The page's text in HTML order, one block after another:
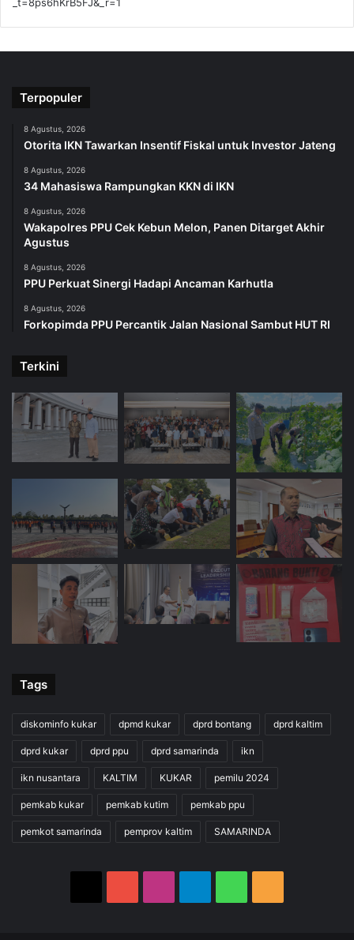
_t=8ps6hKrB5FJ&_r=1
Terpopuler
8 Agustus, 2026
Otorita IKN Tawarkan Insentif Fiskal untuk Investor Jateng
8 Agustus, 2026
34 Mahasiswa Rampungkan KKN di IKN
8 Agustus, 2026
Wakapolres PPU Cek Kebun Melon, Panen Ditarget Akhir
Agustus
8 Agustus, 2026
PPU Perkuat Sinergi Hadapi Ancaman Karhutla
8 Agustus, 2026
Forkopimda PPU Percantik Jalan Nasional Sambut HUT RI
Terkini
Tags
diskominfo kukar dpmd kukar dprd bontang dprd kaltim
dprd kukar dprd ppu dprd samarinda ikn
ikn nusantara KALTIM KUKAR pemilu 2024
pemkab kukar pemkab kutim pemkab ppu
pemkot samarinda pemprov kaltim SAMARINDA